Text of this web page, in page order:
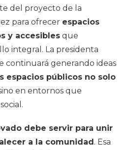
del proyecto de la
para ofrecer espacios
y accesibles que
integral. La presidenta
continuará generando ideas
espacios públicos no solo
en entornos que
debe servir para unir
a la comunidad. Esa